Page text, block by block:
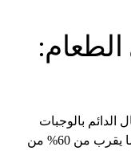
الطعام:
الدائم بالوجبات
والحميات الغذائية، مشكلة شائعة تصيب ما يقرب من 60% من